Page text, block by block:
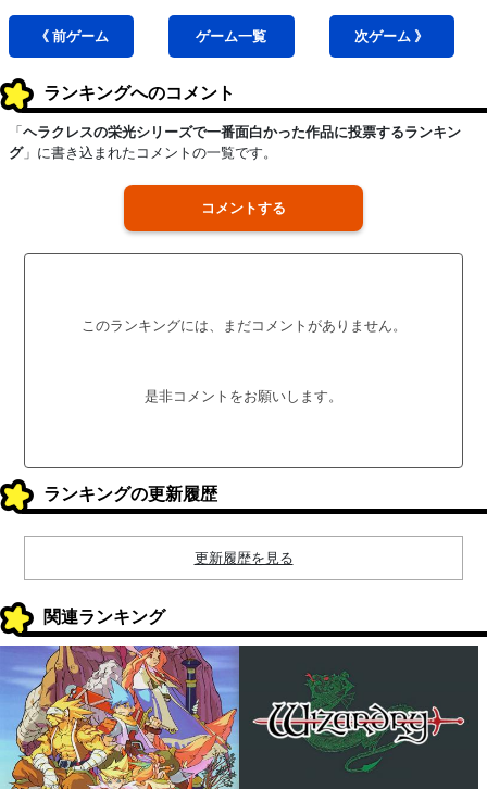
《 前ゲーム ゲーム一覧 次ゲーム 》
ランキングへのコメント
「 ヘラクレスの栄光シリーズで一番面白かった作品に投票するランキン
グ」に書き込まれたコメントの一覧です。
コメントする
このランキングには、まだコメントがありません。
是非コメントをお願いします。
ランキングの更新履歴
更新履歴を見る
関連ランキング